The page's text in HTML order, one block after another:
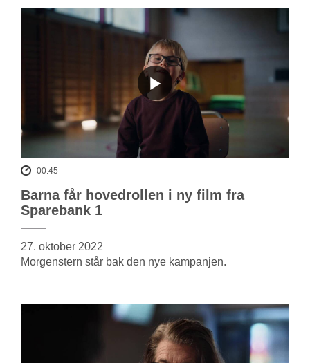
00:45
Barna får hovedrollen i ny film fra
Sparebank 1
27. oktober 2022
Morgenstern står bak den nye kampanjen.